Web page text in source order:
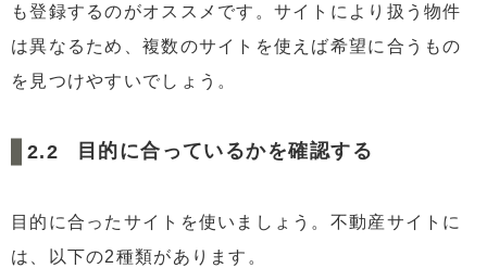
も登録するのがオススメです。サイトにより扱う物件
は異なるため、複数のサイトを使えば希望に合うもの
を見つけやすいでしょう。
目的に合っているかを確認する
目的に合ったサイトを使いましょう。不動産サイトに
は、以下の2種類があります。